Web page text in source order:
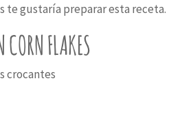
te gustaría preparar esta receta.
FLAKES
crocantes